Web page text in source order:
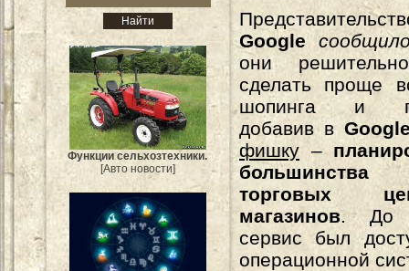
Функции сельхозтехники.
[Авто новости]
Google
они
сделать проще
шопинга и
добавив в
фишку –
торговых
магазинов. До
сервис был
операционной